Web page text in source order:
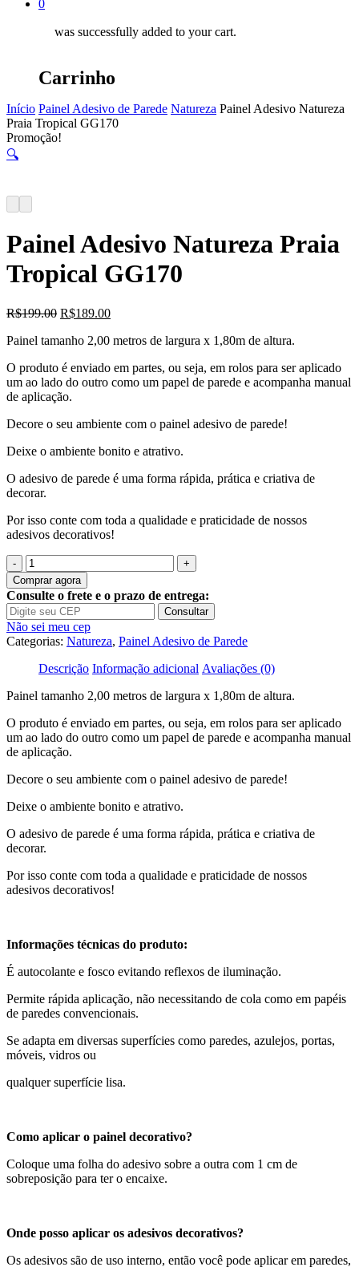
0
was successfully added to your cart.
Carrinho
Início Painel Adesivo de Parede Natureza Painel Adesivo Natureza
Praia Tropical GG170
Promoção!
🔍
Painel Adesivo Natureza Praia
Tropical GG170
R$199.00 O
original
R$199.00.
R$189.00O
atual
R$189.00.
Painel tamanho 2,00 metros de largura x 1,80m de altura.
O produto é enviado em partes, ou seja, em rolos para ser aplicado
um ao lado do outro como um papel de parede e acompanha manual
de aplicação.
Decore o seu ambiente com o painel adesivo de parede!
Deixe o ambiente bonito e atrativo.
O adesivo de parede é uma forma rápida, prática e criativa de
decorar.
Por isso conte com toda a qualidade e praticidade de nossos
adesivos decorativos!
Quantidade
de
Painel
Adesivo
Natureza
Praia
Tropical
GG170
Comprar agora
Consulte o frete e o prazo de entrega:
Consultar
Não sei meu cep
Categorias: Natureza, Painel Adesivo de Parede
Descrição Informação adicional Avaliações (0)
Painel tamanho 2,00 metros de largura x 1,80m de altura.
O produto é enviado em partes, ou seja, em rolos para ser aplicado
um ao lado do outro como um papel de parede e acompanha manual
de aplicação.
Decore o seu ambiente com o painel adesivo de parede!
Deixe o ambiente bonito e atrativo.
O adesivo de parede é uma forma rápida, prática e criativa de
decorar.
Por isso conte com toda a qualidade e praticidade de nossos
adesivos decorativos!
Informações técnicas do produto:
É autocolante e fosco evitando reflexos de iluminação.
Permite rápida aplicação, não necessitando de cola como em papéis
de paredes convencionais.
Se adapta em diversas superfícies como paredes, azulejos, portas,
móveis, vidros ou
qualquer superfície lisa.
Como aplicar o painel decorativo?
Coloque uma folha do adesivo sobre a outra com 1 cm de
sobreposição para ter o encaixe.
Onde posso aplicar os adesivos decorativos?
Os adesivos são de uso interno, então você pode aplicar em paredes,